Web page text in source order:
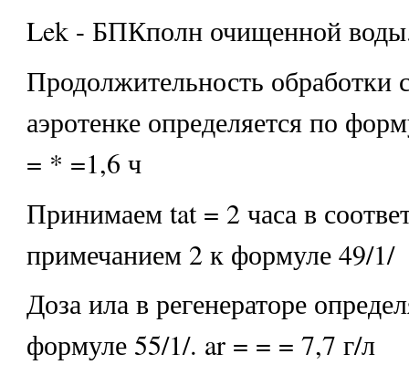
Lek - БПКполн очищенной
Продолжительность обработки
аэротенке определяется по
= * =1,6 ч
Принимаем tat = 2 часа в
примечанием 2 к формуле 49/1/
Доза ила в регенераторе
формуле 55/1/. ar = = = 7,7 г/л